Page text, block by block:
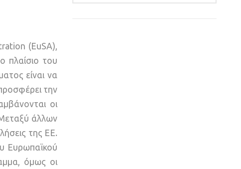
(EuSA),
πλαίσιο του
είναι να
την
οι
άλλων
της ΕΕ.
Ευρωπαϊκού
όμως οι